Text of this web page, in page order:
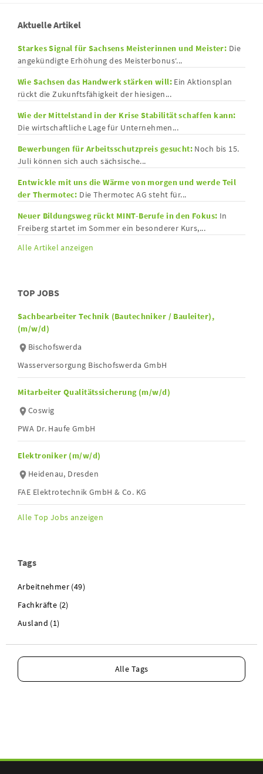
Aktuelle Artikel
Starkes Signal für Sachsens Meisterinnen und Meister: Die
angekündigte Erhöhung des Meisterbonus‘...
Wie Sachsen das Handwerk stärken will:Ein Aktionsplan
rückt die Zukunftsfähigkeit der hiesigen...
Wie der Mittelstand in der Krise Stabilität schaffen kann:
Die wirtschaftliche Lage für Unternehmen...
Bewerbungen für Arbeitsschutzpreis gesucht: Noch bis 15.
Juli können sich auch sächsische...
Entwickle mit uns die Wärme von morgen und werde Teil
der Thermotec: Die Thermotec AG steht für...
Neuer Bildungsweg rückt MINT-Berufe in den Fokus: In
Freiberg startet im Sommer ein besonderer Kurs,...
Alle Artikel anzeigen
TOP JOBS
Sachbearbeiter Technik (Bautechniker / Bauleiter),
(m/w/d)
Bischofswerda
Wasserversorgung Bischofswerda GmbH
Mitarbeiter Qualitätssicherung (m/w/d)
Coswig
PWA Dr. Haufe GmbH
Elektroniker (m/w/d)
Heidenau, Dresden
FAE Elektrotechnik GmbH & Co. KG
Alle Top Jobs anzeigen
Tags
Arbeitnehmer (49)
Fachkräfte (2)
Ausland (1)
Alle Tags